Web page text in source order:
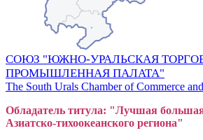
СОЮЗ "ЮЖНО-УРАЛЬСКАЯ
ПРОМЫШЛЕННАЯ ПАЛАТА"
The South Urals Chamber of Commerce
Обладатель титула: "Лучшая
Азиатско-тихоокеанского региона"